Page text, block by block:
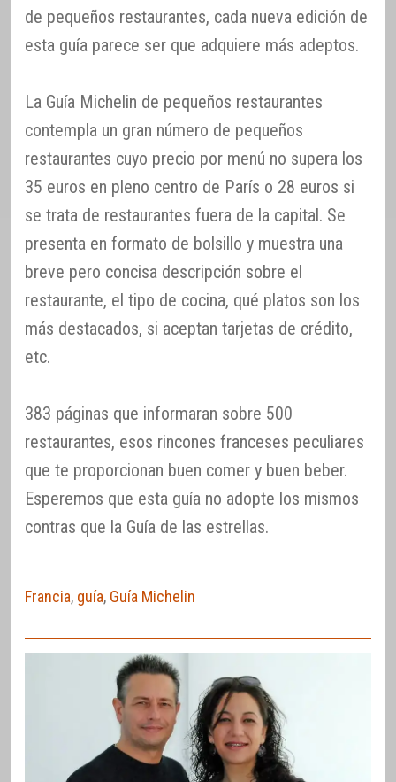
de pequeños restaurantes, cada nueva edición de
esta guía parece ser que adquiere más adeptos.
La Guía Michelin de pequeños restaurantes
contempla un gran número de pequeños
restaurantes cuyo precio por menú no supera los
35 euros en pleno centro de París o 28 euros si
se trata de restaurantes fuera de la capital. Se
presenta en formato de bolsillo y muestra una
breve pero concisa descripción sobre el
restaurante, el tipo de cocina, qué platos son los
más destacados, si aceptan tarjetas de crédito,
etc.
383 páginas que informaran sobre 500
restaurantes, esos rincones franceses peculiares
que te proporcionan buen comer y buen beber.
Esperemos que esta guía no adopte los mismos
contras que la Guía de las estrellas.
Francia, guía, Guía Michelin